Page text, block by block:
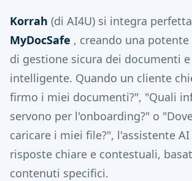
Korrah (di AI4U) si integra
MyDocSafe , creando una
di gestione sicura dei documenti
intelligente. Quando un cliente
firmo i miei documenti?", "Quali
servono per l'onboarding?" o
caricare i miei file?", l'assistente
risposte chiare e contestuali,
contenuti specifici.